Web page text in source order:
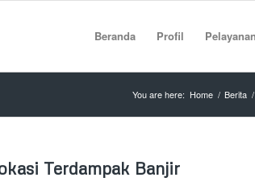
Beranda Profil Pelayanan
You are here: Home / Berita /
Terdampak Banjir